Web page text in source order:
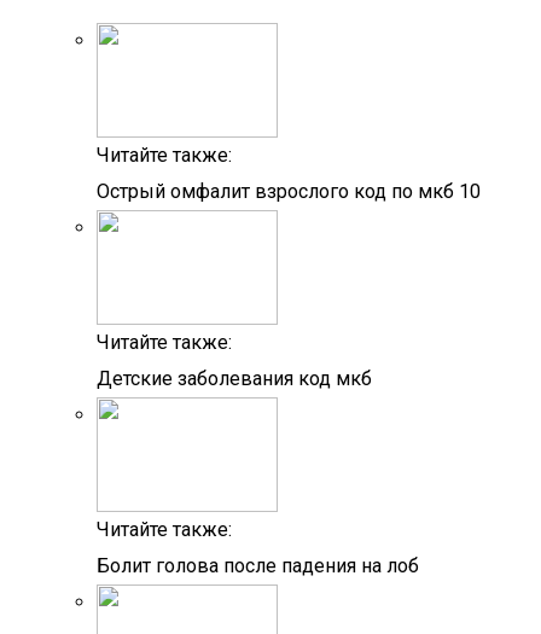
Читайте также:
Острый омфалит взрослого код по мкб 10
Читайте также:
Детские заболевания код мкб
Читайте также:
Болит голова после падения на лоб